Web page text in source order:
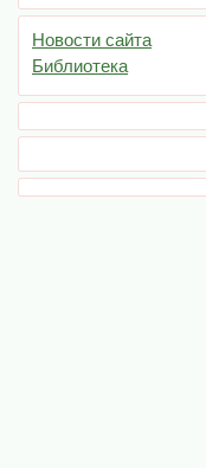
Новости сайта
Библиотека